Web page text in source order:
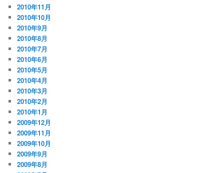
2010年11月
2010年10月
2010年9月
2010年8月
2010年7月
2010年6月
2010年5月
2010年4月
2010年3月
2010年2月
2010年1月
2009年12月
2009年11月
2009年10月
2009年9月
2009年8月